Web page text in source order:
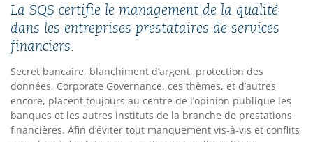
La SQS certifie le management de la qualité
dans les entreprises prestataires de services
financiers.
Secret bancaire, blanchiment d’argent, protection des
données, Corporate Governance, ces thèmes, et d’autres
encore, placent toujours au centre de l’opinion publique les
banques et les autres instituts de la branche de prestations
financières. Afin d’éviter tout manquement vis-à-vis et conflits